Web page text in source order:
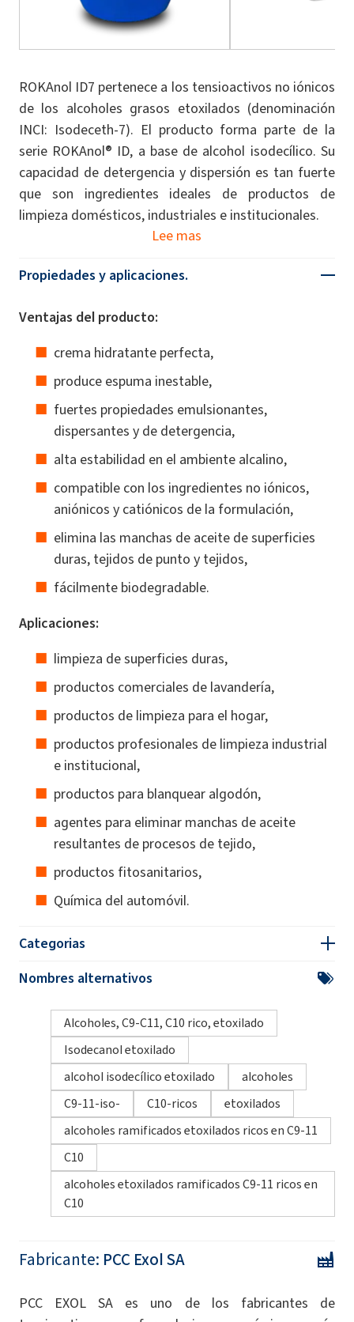
ROKAnol ID7 pertenece a los tensioactivos no iónicos
de los alcoholes grasos etoxilados (denominación
INCI: Isodeceth-7). El producto forma parte de la
serie ROKAnol® ID, a base de alcohol isodecílico. Su
capacidad de detergencia y dispersión es tan fuerte
que son ingredientes ideales de productos de
limpieza domésticos, industriales e institucionales.
Lee mas
Propiedades y aplicaciones.
Ventajas del producto:
crema hidratante perfecta,
produce espuma inestable,
fuertes propiedades emulsionantes,
dispersantes y de detergencia,
alta estabilidad en el ambiente alcalino,
compatible con los ingredientes no iónicos,
aniónicos y catiónicos de la formulación,
elimina las manchas de aceite de superficies
duras, tejidos de punto y tejidos,
fácilmente biodegradable.
Aplicaciones:
limpieza de superficies duras,
productos comerciales de lavandería,
productos de limpieza para el hogar,
productos profesionales de limpieza industrial
e institucional,
productos para blanquear algodón,
agentes para eliminar manchas de aceite
resultantes de procesos de tejido,
productos fitosanitarios,
Química del automóvil.
Categorias
Nombres alternativos
Alcoholes, C9-C11, C10 rico, etoxilado
Isodecanol etoxilado
alcohol isodecílico etoxilado
alcoholes
C9-11-iso-
C10-ricos
etoxilados
alcoholes ramificados etoxilados ricos en C9-11
C10
alcoholes etoxilados ramificados C9-11 ricos en
C10
Fabricante: PCC Exol SA
PCC EXOL SA es uno de los fabricantes de